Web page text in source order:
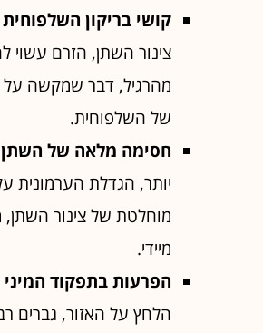
קושי בריקון
צינור השתן, הזרם עשוי
מהרגיל, דבר שמקשה על
של השלפוחית.
חסימה מלאה של
יותר, הגדלת הערמונית
מוחלטת של צינור השתן,
מיידי.
הפרעות בתפקוד המיני
הלחץ על האזור, גברים